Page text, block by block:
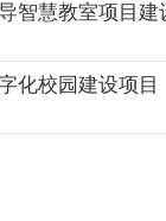
智慧教室项目建
化校园建设项目